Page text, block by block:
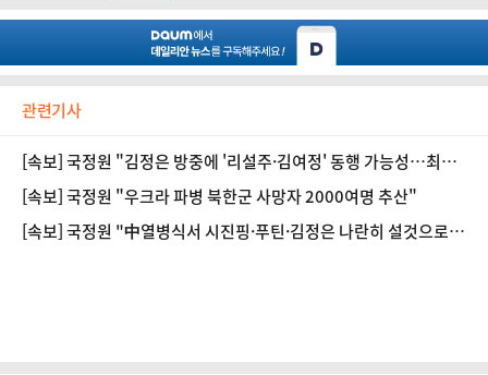
관련기사
[속보] 국정원 "김정은 방중에 '리설주·김여정' 동행 가능성…최선
희 등 수행"
[속보] 국정원 "우크라 파병 북한군 사망자 2000여명 추산"
[속보] 국정원 "中열병식서 시진핑·푸틴·김정은 나란히 설것으로